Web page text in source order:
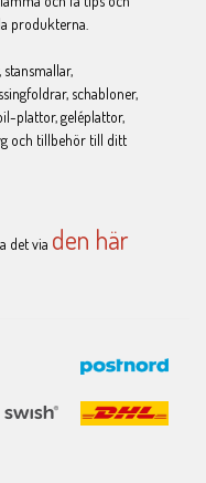
produkterna.
schabloner,
plattor, geléplattor,
och tillbehör till ditt
det via den här